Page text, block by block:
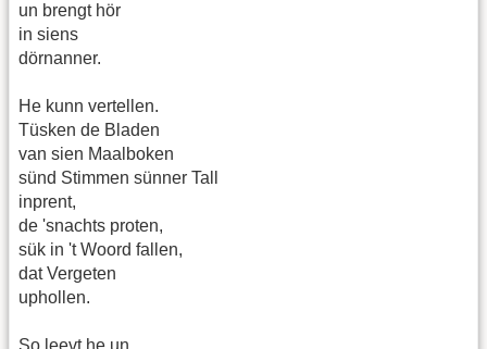
un brengt hör
in siens
dörnanner.
He kunn vertellen.
Tüsken de Bladen
van sien Maalboken
sünd Stimmen sünner Tall
inprent,
de 'snachts proten,
sük in 't Woord fallen,
dat Vergeten
uphollen.
So leevt he un